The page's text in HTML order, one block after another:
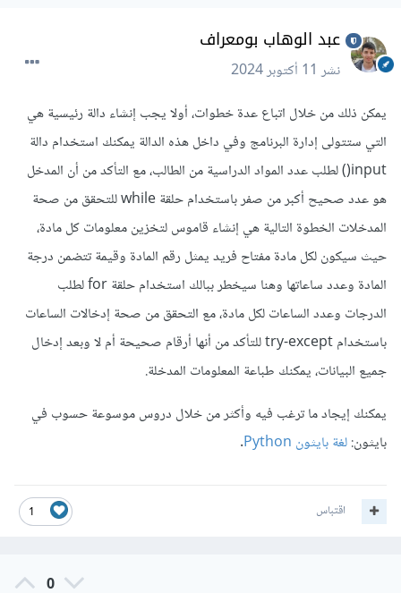
عبد الوهاب بومعراف
نشر11 أكتوبر 2024
يمكن ذلك من خلال اتباع عدة خطوات، أولا يجب إنشاء دالة رئيسية هي
التي ستتولى إدارة البرنامج وفي داخل هذه الدالة يمكنك استخدام دالة
input() لطلب عدد المواد الدراسية من الطالب، مع التأكد من أن المدخل
هو عدد صحيح أكبر من صفر باستخدام حلقة while للتحقق من صحة
المدخلات الخطوة التالية هي إنشاء قاموس لتخزين معلومات كل مادة،
حيث سيكون لكل مادة مفتاح فريد يمثل رقم المادة وقيمة تتضمن درجة
المادة وعدد ساعاتها وهنا سيخطر ببالك استخدام حلقة for لطلب
الدرجات وعدد الساعات لكل مادة، مع التحقق من صحة إدخالات الساعات
باستخدام try-except للتأكد من أنها أرقام صحيحة أم لا وبعد إدخال
جميع البيانات، يمكنك طباعة المعلومات المدخلة.
يمكنك إيجاد ما ترغب فيه وأكثر من خلال دروس موسوعة حسوب في
بايثون:لغة بايثون Python .
1 اقتباس
0